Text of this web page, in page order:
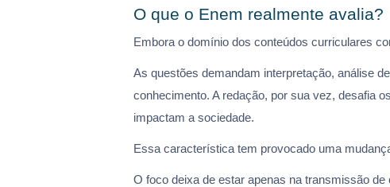
O que o Enem realmente avalia?
Embora o domínio dos conteúdos curriculares
As questões demandam interpretação, análise
conhecimento. A redação, por sua vez, desafia
impactam a sociedade.
Essa característica tem provocado uma
O foco deixa de estar apenas na transmissão